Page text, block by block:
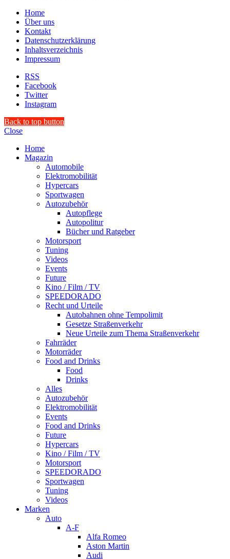
Home
Über uns
Kontakt
Datenschutzerklärung
Inhaltsverzeichnis
Impressum
RSS
Facebook
Twitter
Instagram
Back to top button
Close
Home
Magazin
Automobile
Elektromobilität
Hypercars
Sportwagen
Autozubehör
Autopflege
Autopolitur
Bücher und Ratgeber
Motorsport
Tuning
Videos
Events
Future
Kino / Film / TV
SPEEDORADO
Recht und Urteile
Autobahnen ohne Tempolimit
Gesetze Straßenverkehr
Neue Urteile zum Thema Straßenverkehr
Fahrräder
Motorräder
Food and Drinks
Food
Drinks
Alles
Autozubehör
Elektromobilität
Events
Food and Drinks
Future
Hypercars
Kino / Film / TV
Motorsport
SPEEDORADO
Sportwagen
Tuning
Videos
Marken
Auto
A-F
Alfa Romeo
Aston Martin
Audi